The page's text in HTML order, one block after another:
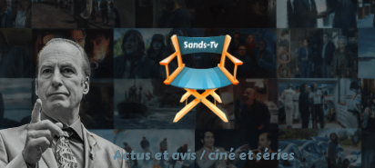
Actus et avis / ciné et séries